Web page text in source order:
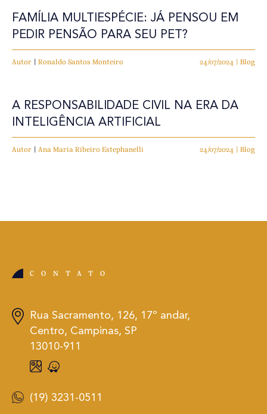
FAMÍLIA MULTIESPÉCIE: JÁ PENSOU EM
PEDIR PENSÃO PARA SEU PET?
Autor | Ronaldo Santos Monteiro 24/07/2024 | Blog
A RESPONSABILIDADE CIVIL NA ERA DA
INTELIGÊNCIA ARTIFICIAL
Autor | Ana Maria Ribeiro Estephanelli 24/07/2024 | Blog
CONTATO
Rua Sacramento, 126, 17º andar,
Centro, Campinas, SP
13010-911
(19) 3231-0511